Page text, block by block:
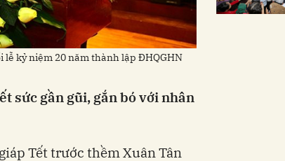
kỷ niệm 20 năm thành lập ĐHQGHN
sức gần gũi, gắn bó với nhân
Tết trước thềm Xuân Tân